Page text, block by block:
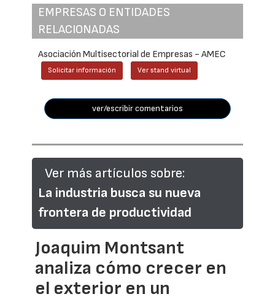
EMPRESAS O ENTIDADES
RELACIONADAS
Asociación Multisectorial de Empresas - AMEC
Solicitar información Ver stand virtual
ver/escribir comentarios
Ver más artículos sobre:
La industria busca su nueva
frontera de productividad
Joaquim Montsant
analiza cómo crecer en
el exterior en un